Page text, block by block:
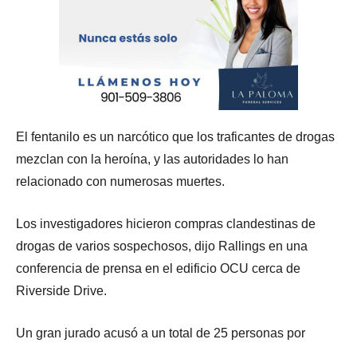
El fentanilo es un narcótico que los traficantes de drogas
mezclan con la heroína, y las autoridades lo han
relacionado con numerosas muertes.
Los investigadores hicieron compras clandestinas de
drogas de varios sospechosos, dijo Rallings en una
conferencia de prensa en el edificio OCU cerca de
Riverside Drive.
Un gran jurado acusó a un total de 25 personas por